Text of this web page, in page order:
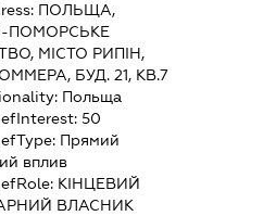
ПОЛЬЩА,
ПОМОРСЬКЕ
МІСТО РИПІН,
БУД. 21, КВ.7
Польща
50
Прямий
вплив
КІНЦЕВИЙ
ВЛАСНИК